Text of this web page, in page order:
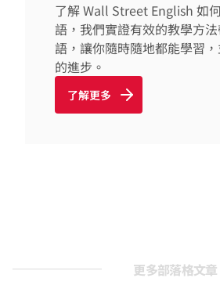
了解 Wall Street English 如
語，我們實證有效的教學方
語，讓你隨時隨地都能學習
的進步。
了解更多
更多部落格文章